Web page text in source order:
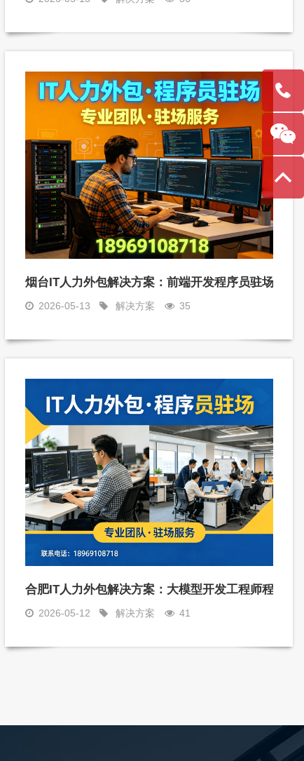
企业技术人才短缺难题
烟台IT人力外包解决方案：前端开发程序员驻场开发
2026-05-13 解决方案 35
合肥IT人力外包解决方案：大模型开发工程师程序
2026-05-12 解决方案 41